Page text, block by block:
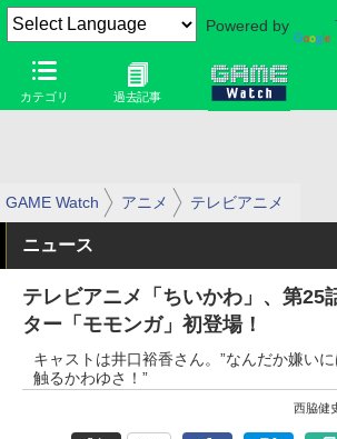
Powered by
カテゴリ 過去記事
GAME Watch アニメ テレビアニメ
ニュース
テレビアニメ「ちいかわ」、第25
ター「モモンガ」初登場！
キャストは井口裕香さん。”なんだか嫌い
触るかわゆさ！”
西脇健